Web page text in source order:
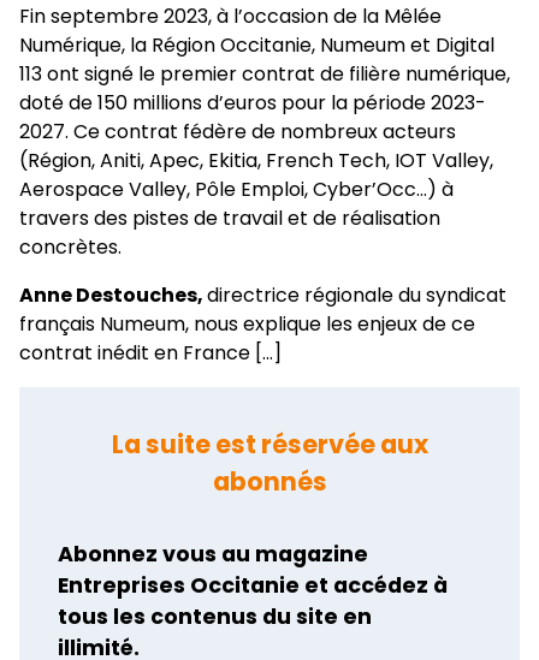
Fin septembre 2023, à l’occasion de la Mêlée
Numérique, la Région Occitanie, Numeum et Digital
113 ont signé le premier contrat de filière numérique,
doté de 150 millions d’euros pour la période 2023-
2027. Ce contrat fédère de nombreux acteurs
(Région, Aniti, Apec, Ekitia, French Tech, IOT Valley,
Aerospace Valley, Pôle Emploi, Cyber’Occ…) à
travers des pistes de travail et de réalisation
concrètes.
Anne Destouches,directrice régionale du syndicat
français Numeum, nous explique les enjeux de ce
contrat inédit en France [...]
La suite est réservée aux
abonnés
Abonnez vous au magazine
Entreprises Occitanie et accédez à
tous les contenus du site en
illimité.